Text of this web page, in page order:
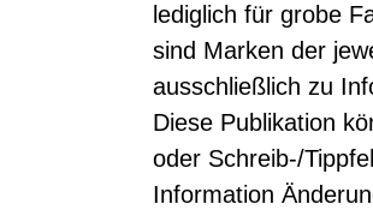
lediglich für grobe
sind Marken der
ausschließlich zu
Diese Publikation
oder Schreib-/
Information